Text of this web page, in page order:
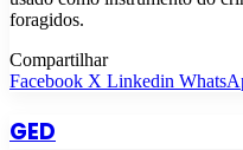
foragidos.
Compartilhar
Facebook X Linkedin
GED